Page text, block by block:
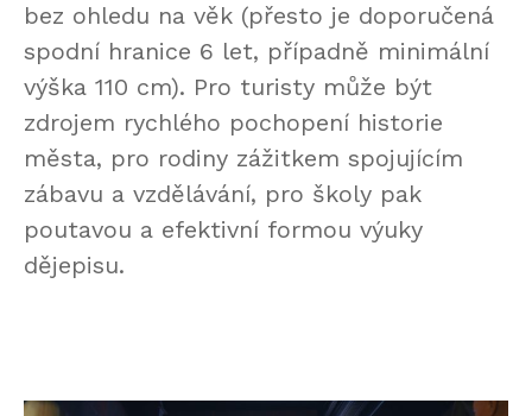
bez ohledu na věk (přesto je doporučená
spodní hranice 6 let, případně minimální
výška 110 cm). Pro turisty může být
zdrojem rychlého pochopení historie
města, pro rodiny zážitkem spojujícím
zábavu a vzdělávání, pro školy pak
poutavou a efektivní formou výuky
dějepisu.